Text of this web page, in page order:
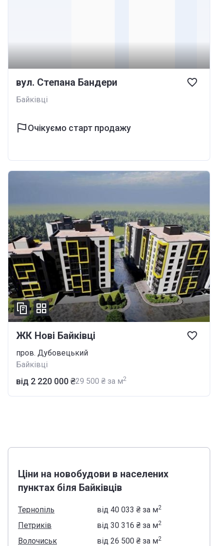
вул. Степана Бандери
Байківці
Очікуємо старт продажу
ЖК Нові Байківці
пров. Дубовецький
Байківці
від ‍2 220 000 ₴‍29 500 ₴ за м2
Ціни на новобудови в населених
пунктах біля Байківців
Тернопіль від ‍40 033 ₴за м2
Петриків від ‍30 316 ₴за м2
Волочиськ від ‍26 500 ₴за м2